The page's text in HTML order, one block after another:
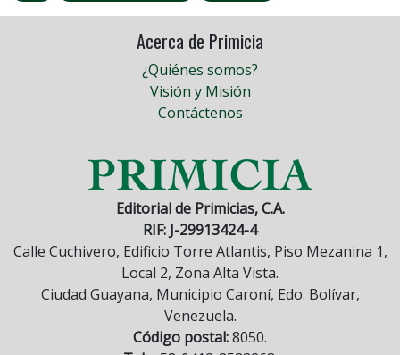
Acerca de Primicia
¿Quiénes somos?
Visión y Misión
Contáctenos
Editorial de Primicias, C.A.
RIF: J-29913424-4
Calle Cuchivero, Edificio Torre Atlantis, Piso Mezanina 1,
Local 2, Zona Alta Vista.
Ciudad Guayana, Municipio Caroní, Edo. Bolívar,
Venezuela.
Código postal:8050.